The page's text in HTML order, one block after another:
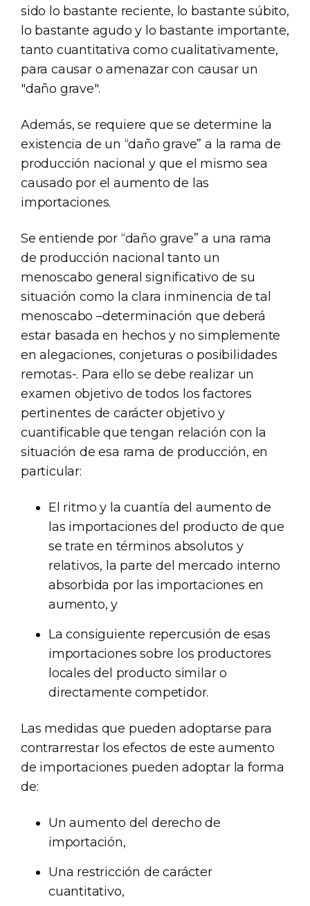
sido lo bastante reciente, lo bastante súbito,
lo bastante agudo y lo bastante importante,
tanto cuantitativa como cualitativamente,
para causar o amenazar con causar un
"daño grave".
Además, se requiere que se determine la
existencia de un “daño grave” a la rama de
producción nacional y que el mismo sea
causado por el aumento de las
importaciones.
Se entiende por “daño grave” a una rama
de producción nacional tanto un
menoscabo general significativo de su
situación como la clara inminencia de tal
menoscabo –determinación que deberá
estar basada en hechos y no simplemente
en alegaciones, conjeturas o posibilidades
remotas-. Para ello se debe realizar un
examen objetivo de todos los factores
pertinentes de carácter objetivo y
cuantificable que tengan relación con la
situación de esa rama de producción, en
particular:
El ritmo y la cuantía del aumento de
las importaciones del producto de que
se trate en términos absolutos y
relativos, la parte del mercado interno
absorbida por las importaciones en
aumento, y
La consiguiente repercusión de esas
importaciones sobre los productores
locales del producto similar o
directamente competidor.
Las medidas que pueden adoptarse para
contrarrestar los efectos de este aumento
de importaciones pueden adoptar la forma
de:
Un aumento del derecho de
importación,
Una restricción de carácter
cuantitativo,